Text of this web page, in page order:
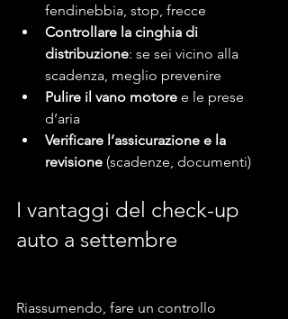
fendinebbia, stop, frecce
Controllare la cinghia di
distribuzione: se sei vicino alla
scadenza, meglio prevenire
Pulire il vano motore e le prese
d’aria
Verificare l’assicurazione e la
revisione (scadenze, documenti)
I vantaggi del check-up
auto a settembre
Riassumendo, fare un controllo